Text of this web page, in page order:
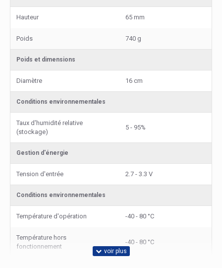
Hauteur 65 mm
Poids 740 g
Poids et dimensions
Diamètre 16 cm
Conditions environnementales
Taux d'humidité relative
(stockage)
5 - 95%
Gestion d'énergie
Tension d'entrée 2.7 - 3.3 V
Conditions environnementales
Température d'opération -40 - 80 °C
Température hors
fonctionnement
-40 - 80 °C